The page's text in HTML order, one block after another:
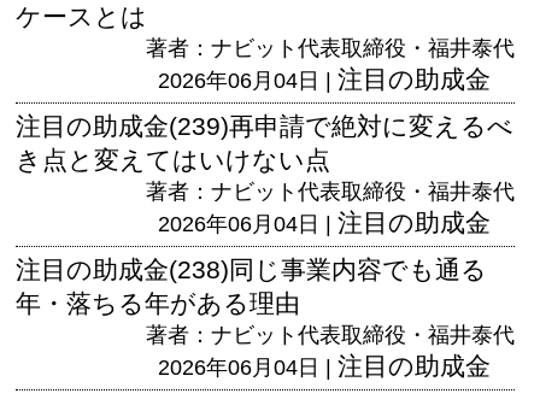
ケースとは
著者：ナビット代表取締役・福井泰代
2026年06月04日 | 注目の助成金
注目の助成金(239)再申請で絶対に変えるべ
き点と変えてはいけない点
著者：ナビット代表取締役・福井泰代
2026年06月04日 | 注目の助成金
注目の助成金(238)同じ事業内容でも通る
年・落ちる年がある理由
著者：ナビット代表取締役・福井泰代
2026年06月04日 | 注目の助成金